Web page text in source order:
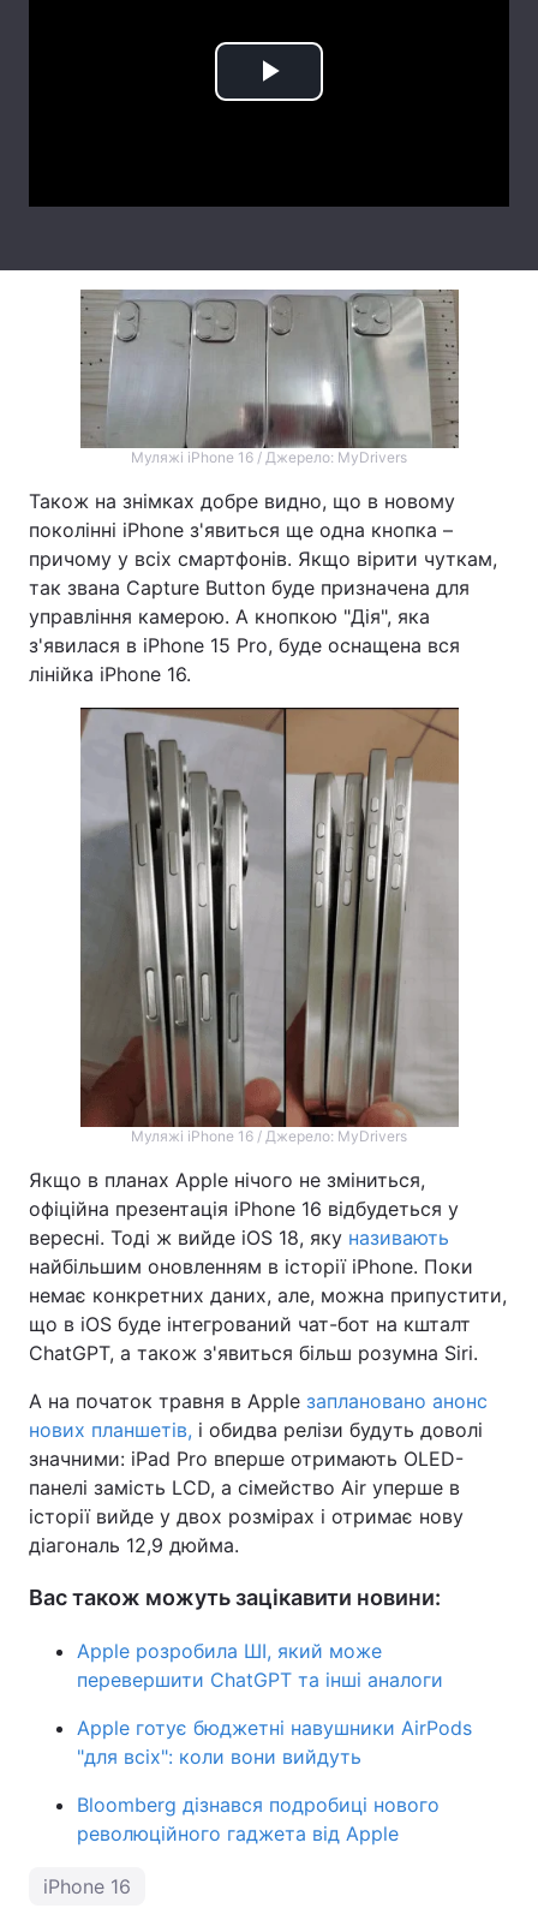
Тема оформлення
Play
Муляжі iPhone 16 / Джерело: MyDrivers
Також на знімках добре видно, що в новому
поколінні iPhone з'явиться ще одна кнопка –
причому у всіх смартфонів. Якщо вірити чуткам,
так звана Capture Button буде призначена для
управління камерою. А кнопкою "Дія", яка
з'явилася в iPhone 15 Pro, буде оснащена вся
лінійка iPhone 16.
Муляжі iPhone 16 / Джерело: MyDrivers
Якщо в планах Apple нічого не зміниться,
офіційна презентація iPhone 16 відбудеться у
вересні. Тоді ж вийде iOS 18, яку називають
найбільшим оновленням в історії iPhone. Поки
немає конкретних даних, але, можна припустити,
що в iOS буде інтегрований чат-бот на кшталт
ChatGPT, а також з'явиться більш розумна Siri.
А на початок травня в Apple заплановано анонс
нових планшетів, і обидва релізи будуть доволі
значними: iPad Pro вперше отримають OLED-
панелі замість LCD, а сімейство Air уперше в
історії вийде у двох розмірах і отримає нову
діагональ 12,9 дюйма.
Вас також можуть зацікавити новини:
Apple розробила ШІ, який може
перевершити ChatGPT та інші аналоги
Apple готує бюджетні навушники AirPods
"для всіх": коли вони вийдуть
Bloomberg дізнався подробиці нового
революційного гаджета від Apple
iPhone 16